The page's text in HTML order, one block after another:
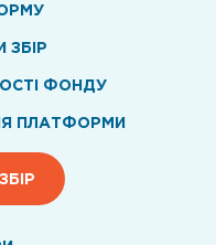
ЗБІР
ФОНДУ
ПЛАТФОРМИ